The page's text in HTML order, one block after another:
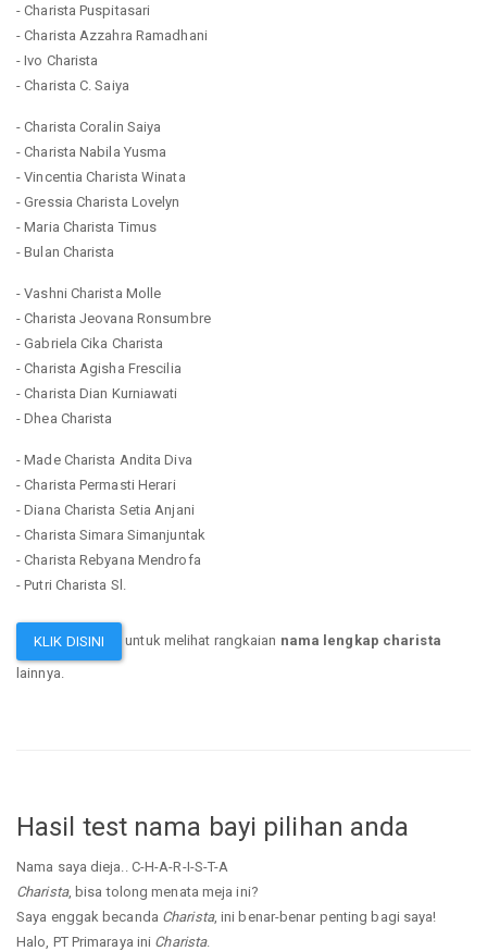
- Charista Puspitasari
- Charista Azzahra Ramadhani
- Ivo Charista
- Charista C. Saiya
- Charista Coralin Saiya
- Charista Nabila Yusma
- Vincentia Charista Winata
- Gressia Charista Lovelyn
- Maria Charista Timus
- Bulan Charista
- Vashni Charista Molle
- Charista Jeovana Ronsumbre
- Gabriela Cika Charista
- Charista Agisha Frescilia
- Charista Dian Kurniawati
- Dhea Charista
- Made Charista Andita Diva
- Charista Permasti Herari
- Diana Charista Setia Anjani
- Charista Simara Simanjuntak
- Charista Rebyana Mendrofa
- Putri Charista Sl.
KLIK DISINI untuk melihat rangkaian nama lengkap charista
lainnya.
Hasil test nama bayi pilihan anda
Nama saya dieja.. C-H-A-R-I-S-T-A
Charista, bisa tolong menata meja ini?
Saya enggak becanda Charista, ini benar-benar penting bagi saya!
Halo, PT Primaraya ini Charista.